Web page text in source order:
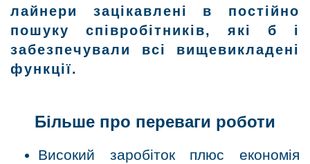
лайнери зацікавлені в постійно
пошуку співробітників, які б і
забезпечували всі вищевикладені
функції.
Більше про переваги роботи
Високий заробіток плюс економія